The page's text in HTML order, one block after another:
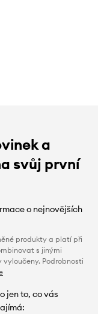
a
svůj první
o nejnovějších
produkty a platí při
s jinými
Podrobnosti
jen to, co vás